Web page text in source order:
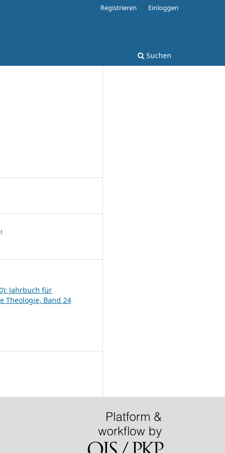
Suchen
Registrieren Einloggen
Jahrbuch für
Theologie, Band 24